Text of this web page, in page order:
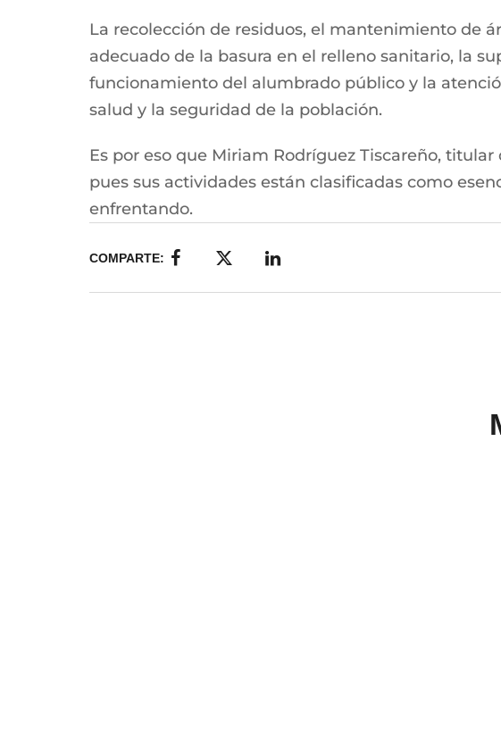
La recolección de residuos, el mantenimiento de
adecuado de la basura en el relleno sanitario, la
funcionamiento del alumbrado público y la
salud y la seguridad de la población.
Es por eso que Miriam Rodríguez Tiscareño,
pues sus actividades están clasificadas como
enfrentando.
COMPARTE: